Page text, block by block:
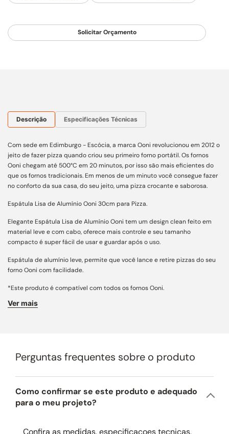
Solicitar Orçamento
Descrição Especificações Técnicas
Com sede em Edimburgo - Escócia, a marca Ooni revolucionou em 2012 o
jeito de fazer pizza quando criou seu primeiro forno portátil. Os fornos
Ooni chegam até 500°C em 20 minutos, por isso são mais eficientes do
que os fornos tradicionais. Em menos de um minuto você consegue fazer
no conforto da sua casa, do seu jeito, uma pizza crocante e saborosa.
Espátula Lisa de Alumínio Ooni 30cm para Pizza.
Elegante Espátula Lisa de Alumínio Ooni tem um design clean feito em
material leve e com cabo, oferece mais controle e seu tamanho
compacto é super fácil de usar e guardar após o uso.
Espátula de alumínio leve, permite que você lance e retire pizzas do seu
forno Ooni com facilidade.
*Este produto é compatível com todos os fornos Ooni.
Largura comercial: 30cm.
Ver mais
Perguntas frequentes sobre o produto
Como confirmar se este produto e adequado
para o meu projeto?
Confira as medidas, especificacoes tecnicas,